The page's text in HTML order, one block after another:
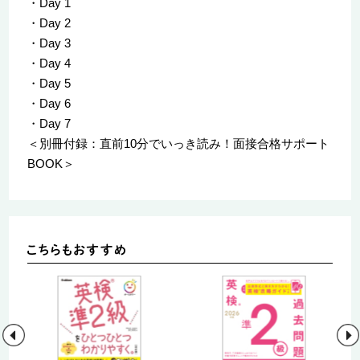
・Day 2
・Day 3
・Day 4
・Day 5
・Day 6
・Day 7
＜別冊付録：直前10分でいっき読み！面接合格サポート
BOOK＞